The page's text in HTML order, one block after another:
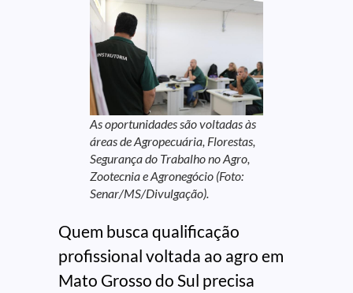
As oportunidades são voltadas às
áreas de Agropecuária, Florestas,
Segurança do Trabalho no Agro,
Zootecnia e Agronegócio (Foto:
Senar/MS/Divulgação).
Quem busca qualificação
profissional voltada ao agro em
Mato Grosso do Sul precisa